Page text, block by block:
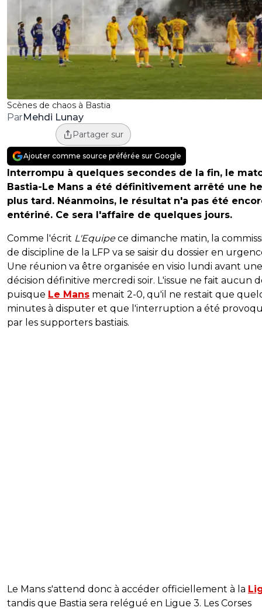
Scènes de chaos à Bastia
ParMehdi Lunay
Partager sur
Ajouter comme source préférée sur Google
Interrompu à quelques secondes de la fin, le
Bastia-Le Mans a été définitivement arrêté une
plus tard. Néanmoins, le résultat n'a pas été
entériné. Ce sera l'affaire de quelques jours.
Comme l'écrit L'Equipece dimanche matin, la
de discipline de la LFP va se saisir du dossier en
Une réunion va être organisée en visio lundi avant une
décision définitive mercredi soir. L'issue ne fait aucun
puisque Le Mans menait 2-0, qu'il ne restait que
minutes à disputer et que l'interruption a été
par les supporters bastiais.
Le Mans s'attend donc à accéder officiellement à la
tandis que Bastia sera relégué en Ligue 3. Les Corses